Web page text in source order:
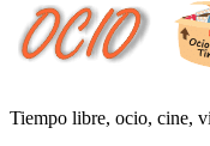
Tiempo libre, ocio, cine,